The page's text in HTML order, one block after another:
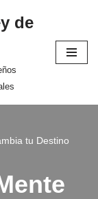
de
tu Destino